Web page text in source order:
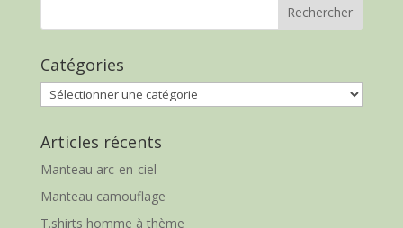
Catégories
Catégories
Articles récents
Manteau arc-en-ciel
Manteau camouflage
T.shirts homme à thème